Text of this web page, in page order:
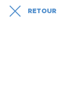
RETOUR